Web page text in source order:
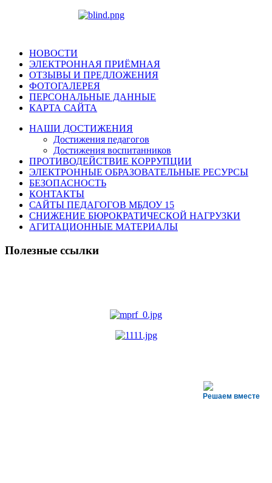
НОВОСТИ
ЭЛЕКТРОННАЯ ПРИЁМНАЯ
ОТЗЫВЫ И ПРЕДЛОЖЕНИЯ
ФОТОГАЛЕРЕЯ
ПЕРСОНАЛЬНЫЕ ДАННЫЕ
КАРТА САЙТА
НАШИ ДОСТИЖЕНИЯ
Достижения педагогов
Достижения воспитанников
ПРОТИВОДЕЙСТВИЕ КОРРУПЦИИ
ЭЛЕКТРОННЫЕ ОБРАЗОВАТЕЛЬНЫЕ РЕСУРСЫ
БЕЗОПАСНОСТЬ
КОНТАКТЫ
САЙТЫ ПЕДАГОГОВ МБДОУ 15
СНИЖЕНИЕ БЮРОКРАТИЧЕСКОЙ НАГРУЗКИ
АГИТАЦИОННЫЕ МАТЕРИАЛЫ
Полезные ссылки
Решаем вместе